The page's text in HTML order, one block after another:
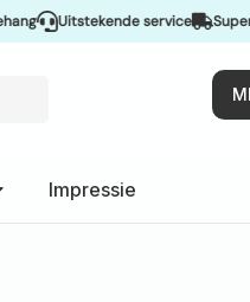
Uitstekende service Supersnelle
Impressie